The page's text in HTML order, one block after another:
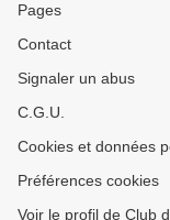
Pages
Contact
Signaler un abus
C.G.U.
Cookies et données
Préférences cookies
Voir le profil de Club